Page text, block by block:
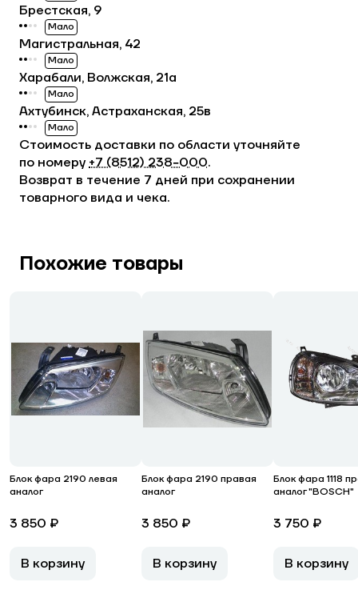
Стоимость доставки по области уточняйте
по номеру +7 (8512) 238−000.
Возврат в течение 7 дней при сохранении
товарного вида и чека.
Брестская, 9
Мало
Магистральная, 42
Мало
Харабали, Волжская, 21а
Мало
Ахтубинск, Астраханская, 25в
Мало
Похожие товары
Блок фара 2190 левая
аналог
3 850 ₽
В корзину
Блок фара 2190 правая
аналог
3 850 ₽
В корзину
Блок фара 1118
аналог "BOSCH"
3 750 ₽
В корзину